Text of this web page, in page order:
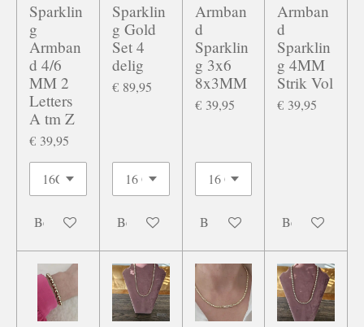
Sparklin
g
Armban
d 4/6
MM 2
Letters
A tm Z
€ 39,95
Bekijk details
Sparklin
g Gold
Set 4
delig
€ 89,95
Bekijk details
Armban
d
Sparklin
g 3x6
8x3MM
€ 39,95
Bekijk details
Armban
d
Sparklin
g 4MM
Strik Vol
€ 39,95
Bekijk details